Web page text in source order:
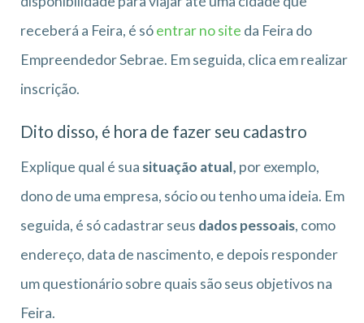
receberá a Feira, é sóentrar no site da Feira do
Empreendedor Sebrae. Em seguida, clica em realizar
inscrição.
Dito disso, é hora de fazer seu cadastro
Explique qual é sua situação atual, por exemplo,
dono de uma empresa, sócio ou tenho uma ideia. Em
seguida, é só cadastrar seus dados pessoais, como
endereço, data de nascimento, e depois responder
um questionário sobre quais são seus objetivos na
Feira.